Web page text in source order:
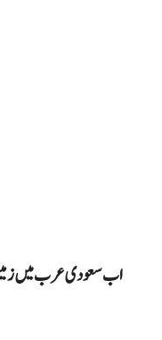
اب سعودی عرب میں